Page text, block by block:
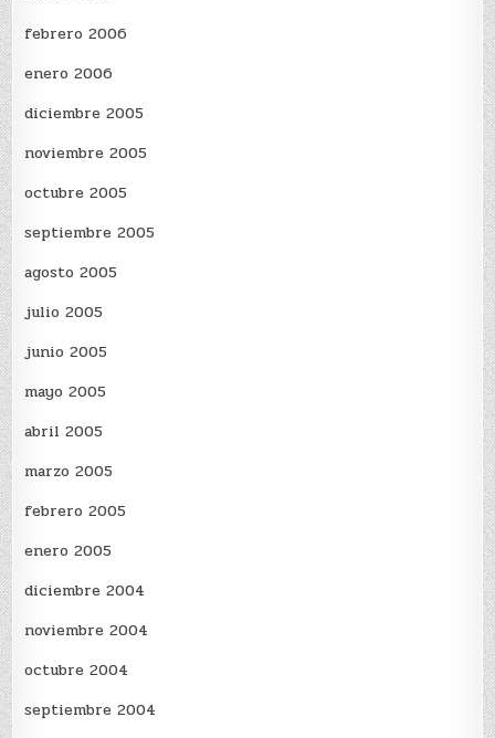
febrero 2006
enero 2006
diciembre 2005
noviembre 2005
octubre 2005
septiembre 2005
agosto 2005
julio 2005
junio 2005
mayo 2005
abril 2005
marzo 2005
febrero 2005
enero 2005
diciembre 2004
noviembre 2004
octubre 2004
septiembre 2004